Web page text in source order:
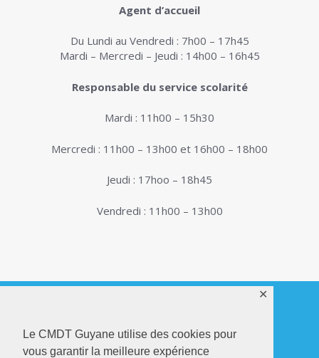
Le CMDT Guyane utilise des cookies pour
vous garantir la meilleure expérience
✕
Agent d’accueil
Du Lundi au Vendredi : 7h00 – 17h45
Mardi – Mercredi – Jeudi : 14h00 – 16h45
Responsable du service scolarité
Mardi : 11h00 – 15h30
Mercredi : 11h00 – 13h00 et 16h00 – 18h00
Jeudi : 17hoo – 18h45
Vendredi : 11h00 – 13h00
© 2026. Conservatoire de Musique, Danse et
Théâtre de Guyane . Tous droits réservés - Site